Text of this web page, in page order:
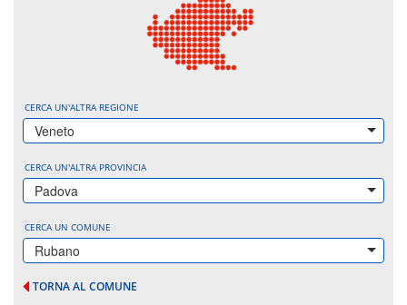
CERCA UN'ALTRA REGIONE
Veneto
CERCA UN'ALTRA PROVINCIA
Padova
CERCA UN COMUNE
Rubano
TORNA AL COMUNE